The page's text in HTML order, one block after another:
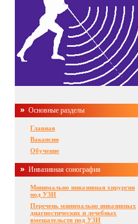
Основные разделы
Главная
Вакансии
Обучение
Инвазивная сонография
Минимально инвазивная хирургия
под УЗИ
Перечень минимально инвазивных
диагностических и лечебных
вмешательств под УЗИ